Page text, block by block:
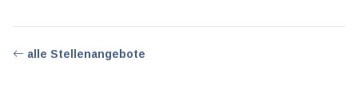
alle Stellenangebote